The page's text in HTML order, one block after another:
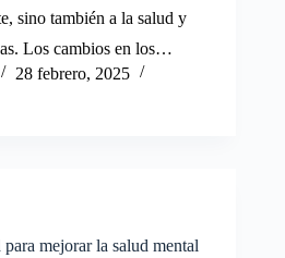
sino también a la salud y
Los cambios en los…
28 febrero, 2025
mejorar la salud mental